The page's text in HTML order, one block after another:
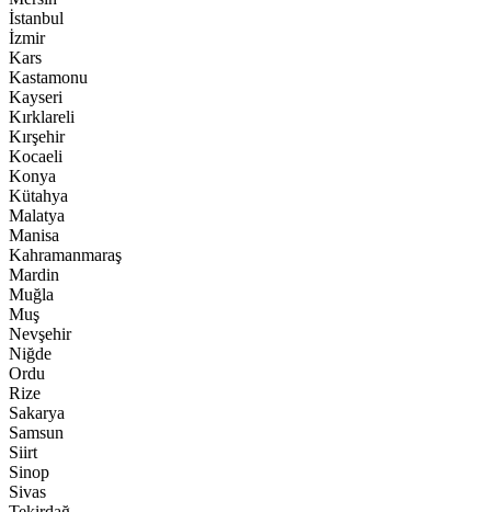
İstanbul
İzmir
Kars
Kastamonu
Kayseri
Kırklareli
Kırşehir
Kocaeli
Konya
Kütahya
Malatya
Manisa
Kahramanmaraş
Mardin
Muğla
Muş
Nevşehir
Niğde
Ordu
Rize
Sakarya
Samsun
Siirt
Sinop
Sivas